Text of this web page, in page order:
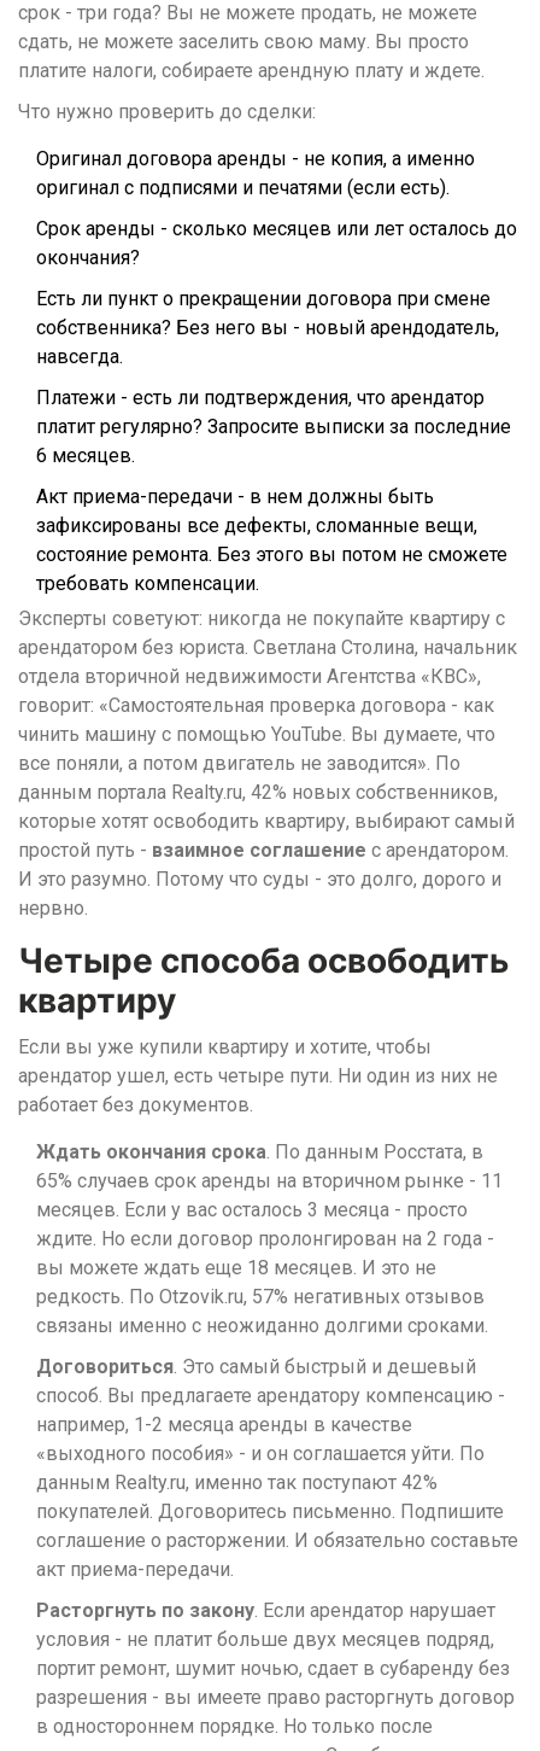
срок - три года? Вы не можете продать, не можете
сдать, не можете заселить свою маму. Вы просто
платите налоги, собираете арендную плату и ждете.
Что нужно проверить до сделки:
Оригинал договора аренды - не копия, а именно
оригинал с подписями и печатями (если есть).
Срок аренды - сколько месяцев или лет осталось до
окончания?
Есть ли пункт о прекращении договора при смене
собственника? Без него вы - новый арендодатель,
навсегда.
Платежи - есть ли подтверждения, что арендатор
платит регулярно? Запросите выписки за последние
6 месяцев.
Акт приема-передачи - в нем должны быть
зафиксированы все дефекты, сломанные вещи,
состояние ремонта. Без этого вы потом не сможете
требовать компенсации.
Эксперты советуют: никогда не покупайте квартиру с
арендатором без юриста. Светлана Столина, начальник
отдела вторичной недвижимости Агентства «КВС»,
говорит: «Самостоятельная проверка договора - как
чинить машину с помощью YouTube. Вы думаете, что
все поняли, а потом двигатель не заводится». По
данным портала Realty.ru, 42% новых собственников,
которые хотят освободить квартиру, выбирают самый
простой путь - взаимное соглашение с арендатором.
И это разумно. Потому что суды - это долго, дорого и
нервно.
Четыре способа освободить
квартиру
Если вы уже купили квартиру и хотите, чтобы
арендатор ушел, есть четыре пути. Ни один из них не
работает без документов.
Ждать окончания срока. По данным Росстата, в
65% случаев срок аренды на вторичном рынке - 11
месяцев. Если у вас осталось 3 месяца - просто
ждите. Но если договор пролонгирован на 2 года -
вы можете ждать еще 18 месяцев. И это не
редкость. По Otzovik.ru, 57% негативных отзывов
связаны именно с неожиданно долгими сроками.
Договориться. Это самый быстрый и дешевый
способ. Вы предлагаете арендатору компенсацию -
например, 1-2 месяца аренды в качестве
«выходного пособия» - и он соглашается уйти. По
данным Realty.ru, именно так поступают 42%
покупателей. Договоритесь письменно. Подпишите
соглашение о расторжении. И обязательно составьте
акт приема-передачи.
Расторгнуть по закону. Если арендатор нарушает
условия - не платит больше двух месяцев подряд,
портит ремонт, шумит ночью, сдает в субаренду без
разрешения - вы имеете право расторгнуть договор
в одностороннем порядке. Но только после